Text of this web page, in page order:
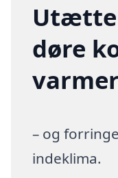
Utætte
døre
– og
indeklima.